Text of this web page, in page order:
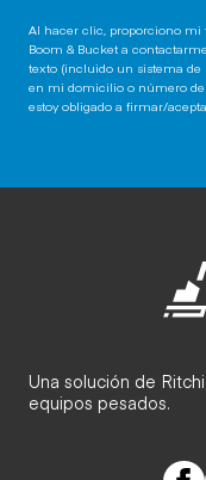
Al hacer clic, proporciono
Boom & Bucket a
texto (incluido un sistema
en mi domicilio o número
estoy obligado a firmar/
Una solución de
equipos pesados.